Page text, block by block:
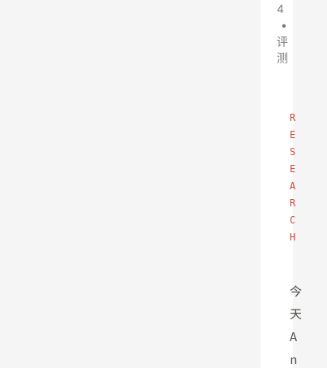
4
•
评
测
R
E
S
E
A
R
C
H
今
天
A
n